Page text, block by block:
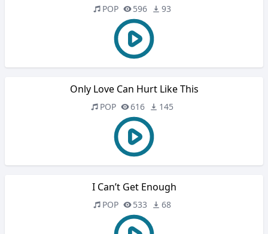
POP 596 93
Only Love Can Hurt Like This
POP 616 145
I Can’t Get Enough
POP 533 68